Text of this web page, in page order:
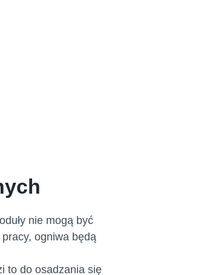
nie mogą być
ogniwa będą
to do osadzania się